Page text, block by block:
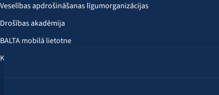
Veselības apdrošināšanas līgumorganizācijas
Drošības akadēmija
BALTA mobilā lietotne
Klientu labumi